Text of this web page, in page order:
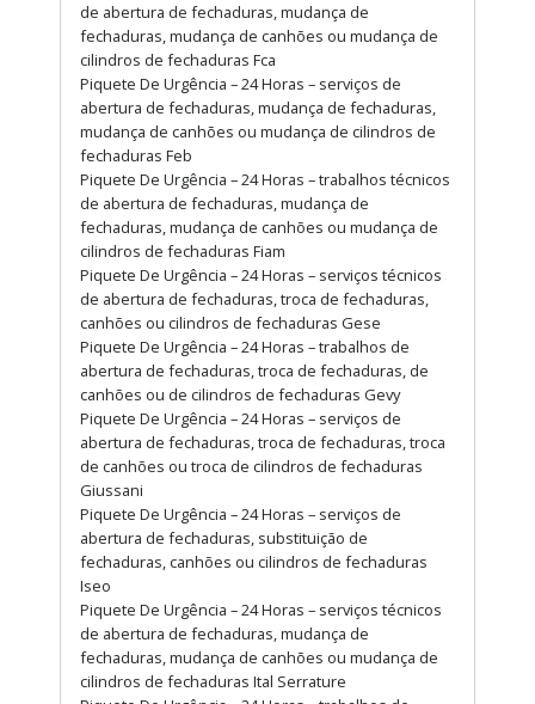
de abertura de fechaduras, mudança de
fechaduras, mudança de canhões ou mudança de
cilindros de fechaduras Fca
Piquete De Urgência – 24 Horas – serviços de
abertura de fechaduras, mudança de fechaduras,
mudança de canhões ou mudança de cilindros de
fechaduras Feb
Piquete De Urgência – 24 Horas – trabalhos técnicos
de abertura de fechaduras, mudança de
fechaduras, mudança de canhões ou mudança de
cilindros de fechaduras Fiam
Piquete De Urgência – 24 Horas – serviços técnicos
de abertura de fechaduras, troca de fechaduras,
canhões ou cilindros de fechaduras Gese
Piquete De Urgência – 24 Horas – trabalhos de
abertura de fechaduras, troca de fechaduras, de
canhões ou de cilindros de fechaduras Gevy
Piquete De Urgência – 24 Horas – serviços de
abertura de fechaduras, troca de fechaduras, troca
de canhões ou troca de cilindros de fechaduras
Giussani
Piquete De Urgência – 24 Horas – serviços de
abertura de fechaduras, substituição de
fechaduras, canhões ou cilindros de fechaduras
Iseo
Piquete De Urgência – 24 Horas – serviços técnicos
de abertura de fechaduras, mudança de
fechaduras, mudança de canhões ou mudança de
cilindros de fechaduras Ital Serrature